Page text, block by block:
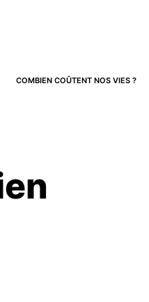
COMBIEN COÛTENT NOS VIES ?